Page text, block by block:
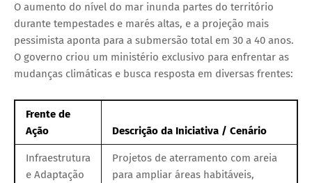
O aumento do nível do mar inunda partes do território
durante tempestades e marés altas, e a projeção mais
pessimista aponta para a submersão total em 30 a 40 anos.
O governo criou um ministério exclusivo para enfrentar as
mudanças climáticas e busca resposta em diversas frentes:
Frente de
Ação
Descrição da Iniciativa / Cenário
Infraestrutura
e Adaptação
Projetos de aterramento com areia
para ampliar áreas habitáveis,